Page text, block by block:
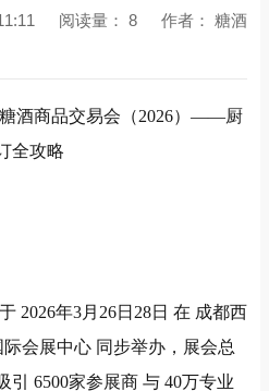
阅读量： 8 作者： 糖酒
酒商品交易会（2026）——厨
全攻略
2026年3月 26日 28日 在 成都西
会展中心 同步举办，展会总
引 6500家参展商 与 40万专业